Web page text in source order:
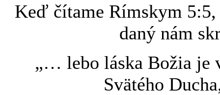
Keď čítame Rímskym 5:5,
daný nám
„… lebo láska Božia je
Svätého